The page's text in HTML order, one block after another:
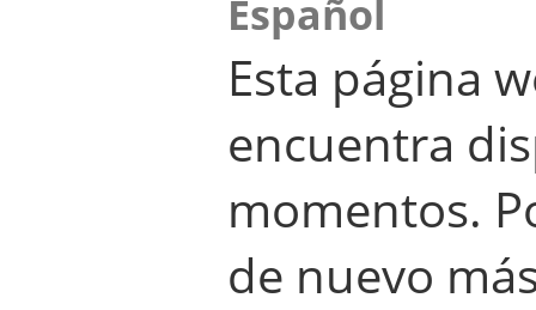
Español
Esta página
encuentra
momentos.
de nuevo